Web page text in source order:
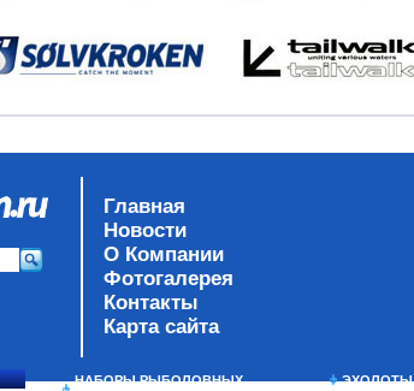
Главная
Новости
О Компании
Фотогалерея
Контакты
Карта сайта
НАБОРЫ РЫБОЛОВНЫХ ЭХОЛОТЫ